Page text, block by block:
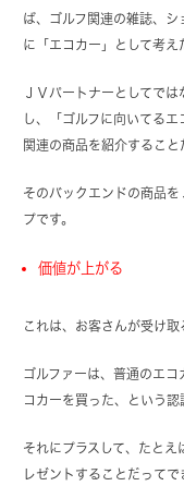
ば、ゴルフ関連の雑誌、シ
に「エコカー」として考え
ＪＶパートナーとしてで
し、「ゴルフに向いてる
関連の商品を紹介すること
そのバックエンドの商品
プです。
価値が上がる
これは、お客さんが受け取
ゴルファーは、普通のエ
コカーを買った、という認
それにプラスして、たと
レゼントすることだってで